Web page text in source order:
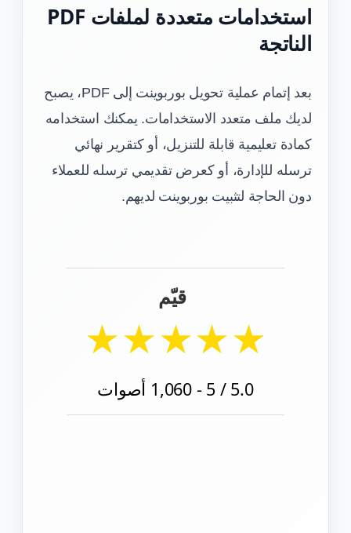
استخدامات متعددة لملفات PDF
الناتجة
بعد إتمام عملية تحويل بوربوينت إلى PDF، يصبح
لديك ملف متعدد الاستخدامات. يمكنك استخدامه
كمادة تعليمية قابلة للتنزيل، أو كتقرير نهائي
ترسله للإدارة، أو كعرض تقديمي ترسله للعملاء
دون الحاجة لتثبيت بوربوينت لديهم.
قيّم
★
★
★
★
★
5.0
/ 5 -
1,060 أصوات